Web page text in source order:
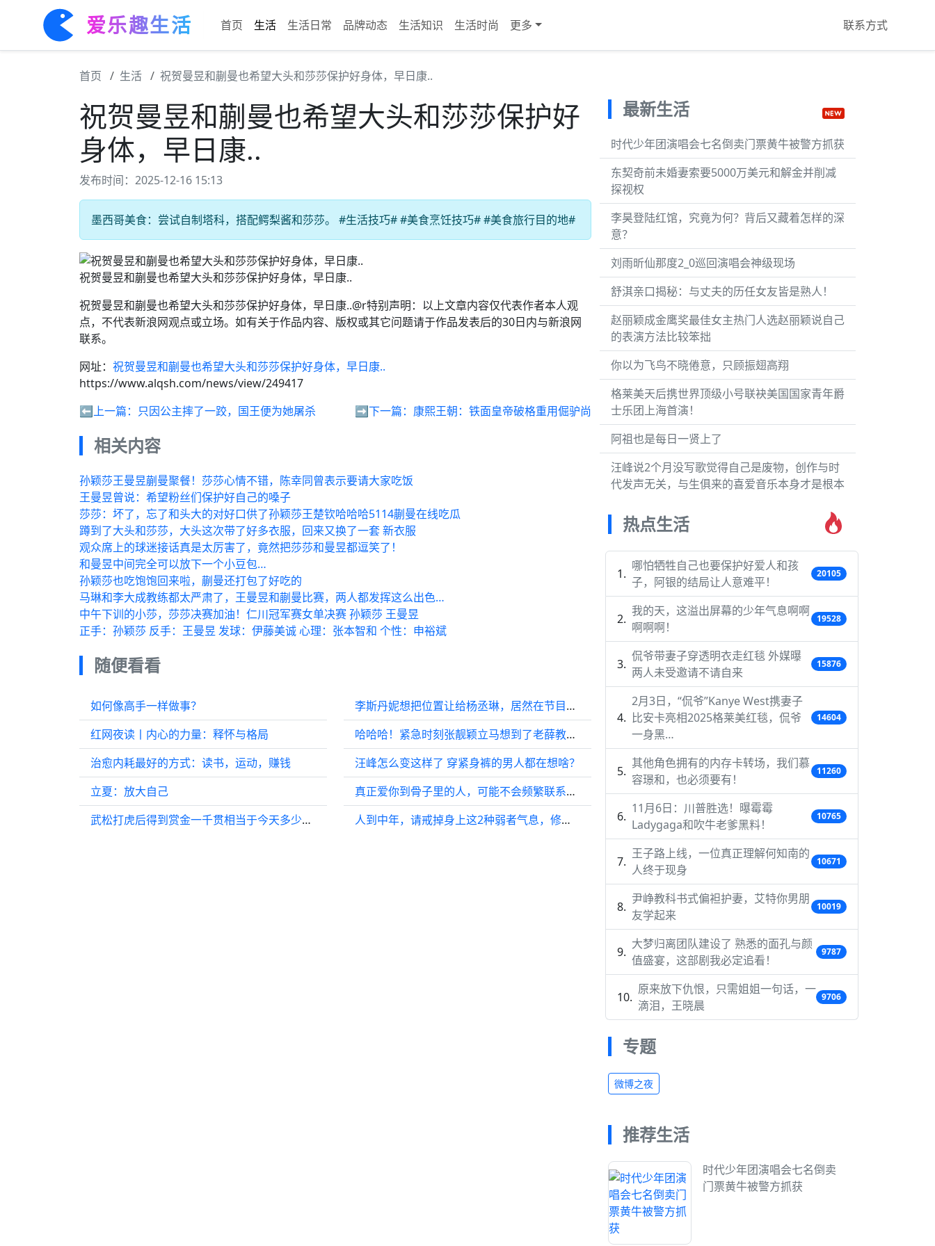
爱乐趣生活 首页 生活 生活日常 品牌动态 生活知识 生活时尚 更多 联系方式
首页 生活 祝贺曼昱和蒯曼也希望大头和莎莎保护好身体，早日康..
祝贺曼昱和蒯曼也希望大头和莎莎保护好
身体，早日康..
发布时间：2025-12-16 15:13
墨西哥美食：尝试自制塔科，搭配鳄梨酱和莎莎。 #生活技巧# #美食烹饪技巧# #美食旅行目的地#
祝贺曼昱和蒯曼也希望大头和莎莎保护好身体，早日康..
祝贺曼昱和蒯曼也希望大头和莎莎保护好身体，早日康..@r特别声明：以上文章内容仅代表作者本人观
点，不代表新浪网观点或立场。如有关于作品内容、版权或其它问题请于作品发表后的30日内与新浪网
联系。
网址： 祝贺曼昱和蒯曼也希望大头和莎莎保护好身体，早日康..
https://www.alqsh.com/news/view/249417
⬅️上一篇： 只因公主摔了一跤，国王便为她屠杀 ➡️下一篇： 康熙王朝：铁面皇帝破格重用倔驴尚
相关内容
孙颖莎王曼昱蒯曼聚餐！莎莎心情不错，陈幸同曾表示要请大家吃饭
王曼昱曾说：希望粉丝们保护好自己的嗓子
莎莎：坏了，忘了和头大的对好口供了孙颖莎王楚钦哈哈哈5114蒯曼在线吃瓜
蹲到了大头和莎莎，大头这次带了好多衣服，回来又换了一套 新衣服
观众席上的球迷接话真是太厉害了，竟然把莎莎和曼昱都逗笑了！
和曼昱中间完全可以放下一个小豆包…
孙颖莎也吃饱饱回来啦，蒯曼还打包了好吃的
马琳和李大成教练都太严肃了，王曼昱和蒯曼比赛，两人都发挥这么出色…
中午下训的小莎，莎莎决赛加油！仁川冠军赛女单决赛 孙颖莎 王曼昱
正手：孙颖莎 反手：王曼昱 发球：伊藤美诚 心理：张本智和 个性：申裕斌
随便看看
如何像高手一样做事？
红网夜读丨内心的力量：释怀与格局
治愈内耗最好的方式：读书，运动，赚钱
立夏：放大自己
武松打虎后得到赏金一千贯相当于今天多少钱？他为什么不要呢？
李斯丹妮想把位置让给杨丞琳，居然在节目里当起了代排
哈哈哈！紧急时刻张靓颖立马想到了老薛教的侬想哪嫩！
汪峰怎么变这样了 穿紧身裤的男人都在想啥？
真正爱你到骨子里的人，可能不会频繁联系，但会有这些表现
人到中年，请戒掉身上这2种弱者气息，修炼“强者思维”
最新生活
时代少年团演唱会七名倒卖门票黄牛被警方抓获
东契奇前未婚妻索要5000万美元和解金并削减
探视权
李昊登陆红馆，究竟为何？背后又藏着怎样的深
意？
刘雨昕仙那度2_0巡回演唱会神级现场
舒淇亲口揭秘：与丈夫的历任女友皆是熟人！
赵丽颖成金鹰奖最佳女主热门人选赵丽颖说自己
的表演方法比较笨拙
你以为飞鸟不晓倦意，只顾振翅高翔
格莱美天后携世界顶级小号联袂美国国家青年爵
士乐团上海首演！
阿祖也是每日一贤上了
汪峰说2个月没写歌觉得自己是废物，创作与时
代发声无关，与生俱来的喜爱音乐本身才是根本
热点生活
哪怕牺牲自己也要保护好爱人和孩
子，阿银的结局让人意难平！
20105
我的天，这溢出屏幕的少年气息啊啊
啊啊啊！
19528
侃爷带妻子穿透明衣走红毯 外媒曝
两人未受邀请不请自来
15876
2月3日，“侃爷”Kanye West携妻子
比安卡亮相2025格莱美红毯，侃爷
一身黑…
14604
其他角色拥有的内存卡转场，我们慕
容璟和，也必须要有！
11260
11月6日：川普胜选！曝霉霉
Ladygaga和吹牛老爹黑料！
10765
王子路上线，一位真正理解何知南的
人终于现身
10671
尹峥教科书式偏袒护妻，艾特你男朋
友学起来
10019
大梦归离团队建设了 熟悉的面孔与颜
值盛宴，这部剧我必定追看！
9787
原来放下仇恨，只需姐姐一句话，一
滴泪，王晓晨
9706
专题
微博之夜
推荐生活
时代少年团演唱会七名倒卖
门票黄牛被警方抓获